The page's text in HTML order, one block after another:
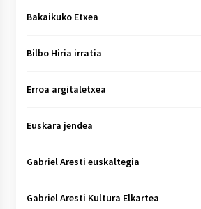
Bakaikuko Etxea
Bilbo Hiria irratia
Erroa argitaletxea
Euskara jendea
Gabriel Aresti euskaltegia
Gabriel Aresti Kultura Elkartea